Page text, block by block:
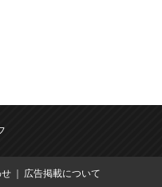
広告掲載について